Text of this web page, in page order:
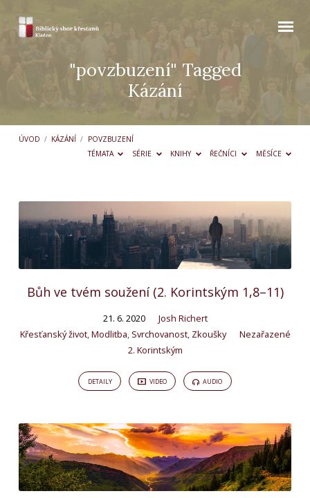
"povzbuzení" Tagged
Kázání
ÚVOD / KÁZÁNÍ / POVZBUZENÍ
TÉMATA
SÉRIE KNIHY ŘEČNÍCI MĚSÍCE
"povzbuzení"
Tagged
Kázání
Bůh ve tvém soužení (2. Korintským 1,8–11)
21. 6. 2020
Josh Richert
Křesťanský život, Modlitba Svrchovanost, Zkoušky
Nezařazené
2. Korintským
DETAILY VIDEO AUDIO